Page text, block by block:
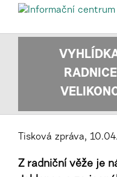
Přeskočit
obsah
Tisková zpráva,
Z radniční věže je